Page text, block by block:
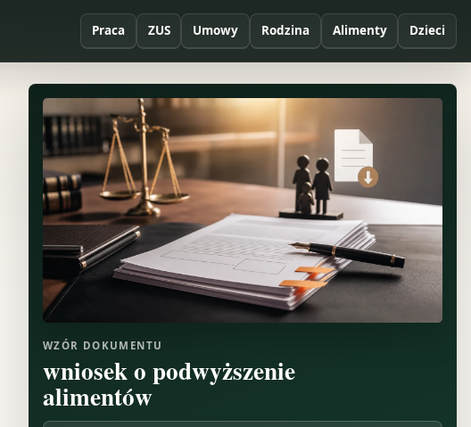
Praca ZUS Umowy Rodzina Alimenty Dzieci
WZÓR DOKUMENTU
wniosek o podwyższenie
alimentów